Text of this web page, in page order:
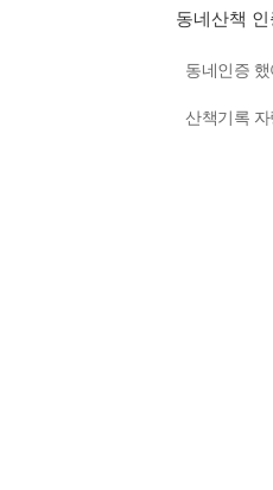
동네산책 인
동네인증 했
산책기록 자